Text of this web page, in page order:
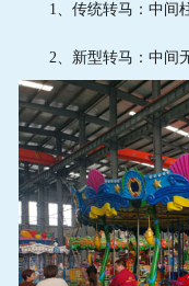
1、传统转马：中间柱
2、新型转马：中间无